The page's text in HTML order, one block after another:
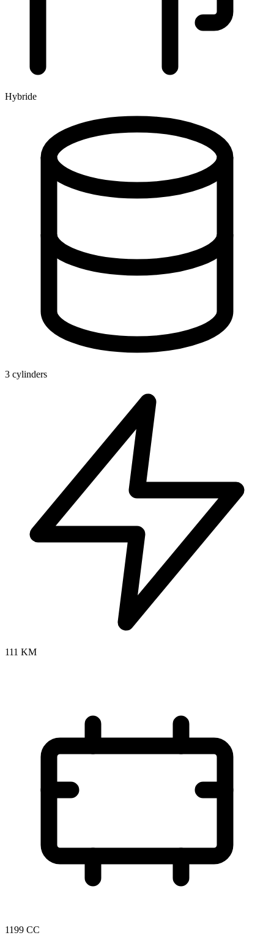
Hybride
3 cylinders
111 KM
1199 CC